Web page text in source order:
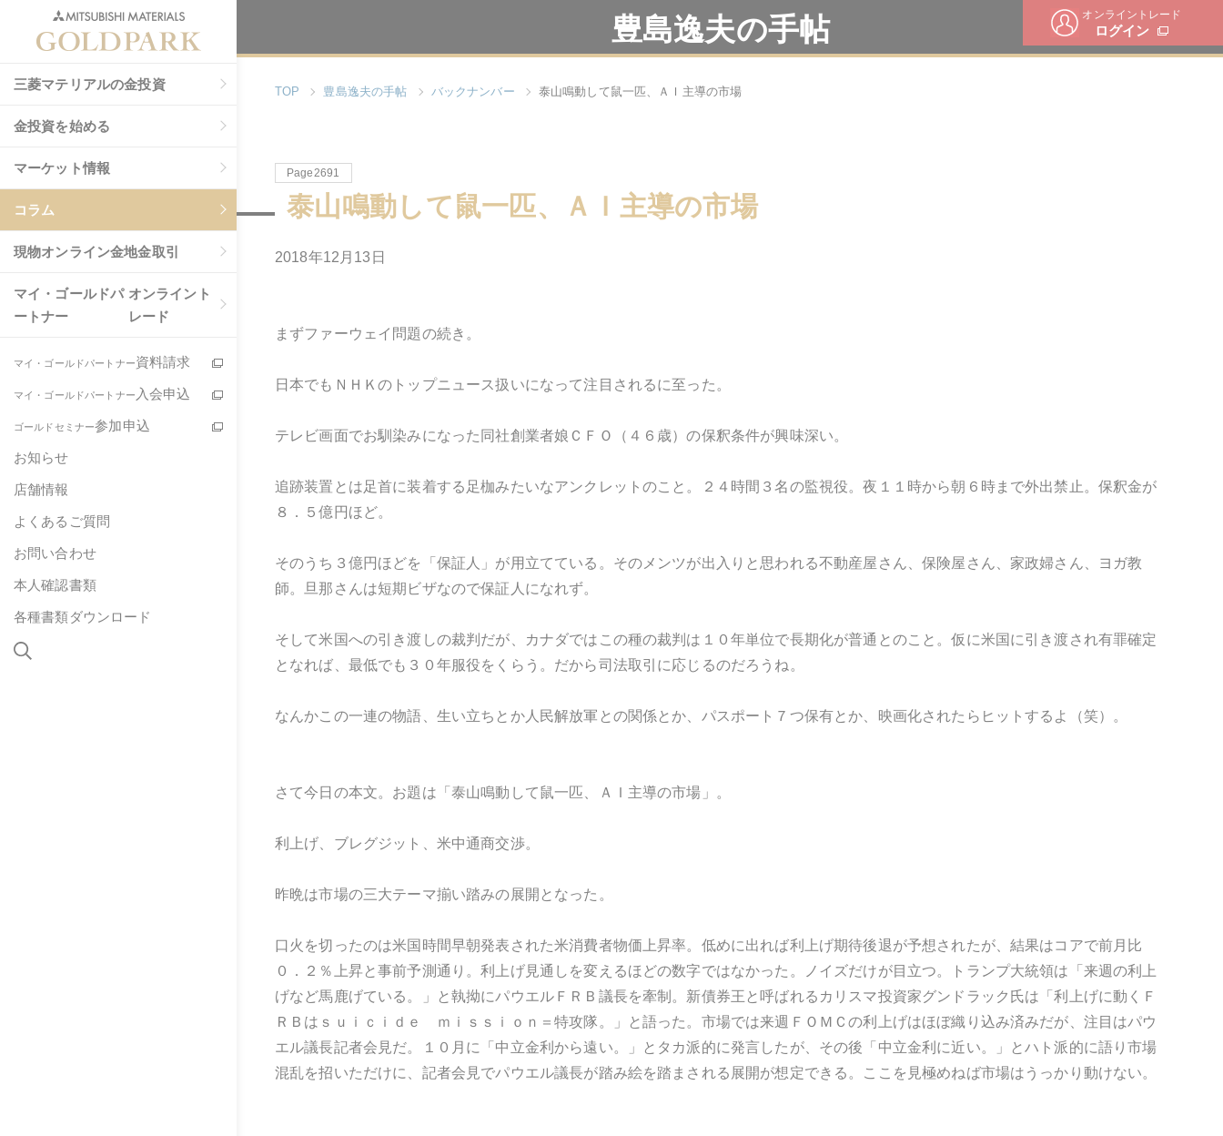
オンライントレード
ログイン
三菱マテリアルの金投資
金投資を始める
マーケット情報
コラム
現物オンライン金地金取引
マイ・ゴールドパ
ートナー
オンライント
レード
マイ・ゴールドパートナー資料請求
マイ・ゴールドパートナー 入会申込
ゴールドセミナー参加申込
お知らせ
店舗情報
よくあるご質問
お問い合わせ
本人確認書類
各種書類ダウンロード
豊島逸夫の手帖
TOP 豊島逸夫の手帖 バックナンバー 泰山鳴動して鼠一匹、ＡＩ主導の市場
Page2691
泰山鳴動して鼠一匹、ＡＩ主導の市場
2018年12月13日
まずファーウェイ問題の続き。
日本でもＮＨＫのトップニュース扱いになって注目されるに至った。
テレビ画面でお馴染みになった同社創業者娘ＣＦＯ（４６歳）の保釈条件が興味深い。
追跡装置とは足首に装着する足枷みたいなアンクレットのこと。２４時間３名の監視役。夜１１時から朝６時まで外出禁止。保釈金が
８．５億円ほど。
そのうち３億円ほどを「保証人」が用立てている。そのメンツが出入りと思われる不動産屋さん、保険屋さん、家政婦さん、ヨガ教
師。旦那さんは短期ビザなので保証人になれず。
そして米国への引き渡しの裁判だが、カナダではこの種の裁判は１０年単位で長期化が普通とのこと。仮に米国に引き渡され有罪確定
となれば、最低でも３０年服役をくらう。だから司法取引に応じるのだろうね。
なんかこの一連の物語、生い立ちとか人民解放軍との関係とか、パスポート７つ保有とか、映画化されたらヒットするよ（笑）。
さて今日の本文。お題は「泰山鳴動して鼠一匹、ＡＩ主導の市場」。
利上げ、ブレグジット、米中通商交渉。
昨晩は市場の三大テーマ揃い踏みの展開となった。
口火を切ったのは米国時間早朝発表された米消費者物価上昇率。低めに出れば利上げ期待後退が予想されたが、結果はコアで前月比
０．２％上昇と事前予測通り。利上げ見通しを変えるほどの数字ではなかった。ノイズだけが目立つ。トランプ大統領は「来週の利上
げなど馬鹿げている。」と執拗にパウエルＦＲＢ議長を牽制。新債券王と呼ばれるカリスマ投資家グンドラック氏は「利上げに動くＦ
ＲＢはｓｕｉｃｉｄｅ ｍｉｓｓｉｏｎ＝特攻隊。」と語った。市場では来週ＦＯＭＣの利上げはほぼ織り込み済みだが、注目はパウ
エル議長記者会見だ。１０月に「中立金利から遠い。」とタカ派的に発言したが、その後「中立金利に近い。」とハト派的に語り市場
混乱を招いただけに、記者会見でパウエル議長が踏み絵を踏まされる展開が想定できる。ここを見極めねば市場はうっかり動けない。